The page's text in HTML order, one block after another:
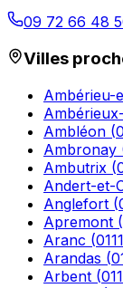
09 72 66 48
Villes
Ambérieu-
Ambléon (
Ambronay
Ambutrix (
Andert-et-
Anglefort (
Apremont (
Aranc (
Arandas (
Arbent (